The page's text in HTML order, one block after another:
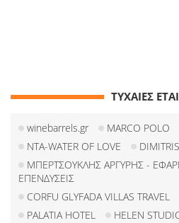
ΤΥΧΑΙΕΣ
winebarrels.gr MARCO POLO
NTA-WATER OF LOVE
ΜΠΕΡΤΣΟΥΚΛΗΣ ΑΡΓΥΡΗΣ -
ΕΠΕΝΔΥΣΕΙΣ
CORFU GLYFADA VILLAS TRAVEL
PALATIA HOTEL
HELEN